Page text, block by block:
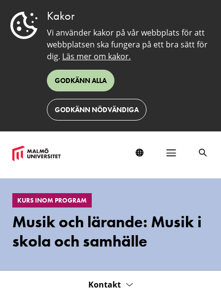
Kakor
Vi använder kakor på vår webbplats för att
webbplatsen ska fungera på ett bra sätt för
dig. Läs mer om kakor.
GODKÄNN ALLA
GODKÄNN NÖDVÄNDIGA
EduSinglePage
KURS INOM PROGRAM
Musik och lärande: Musik i
skola och samhälle
Kontakt